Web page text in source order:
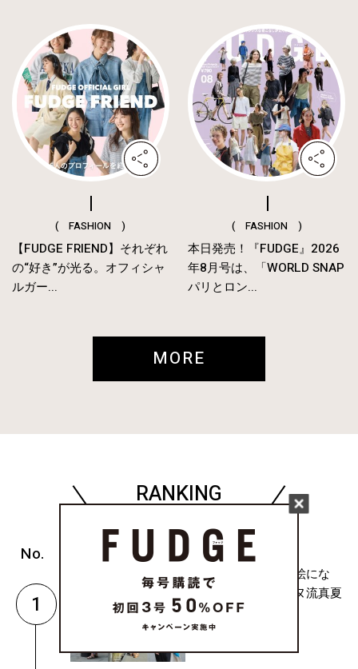
( FASHION )
【FUDGE FRIEND】それぞれ
の“好き”が光る。オフィシャ
ルガー...
( FASHION )
本日発売！『FUDGE』2026
年8月号は、「WORLD SNAP
パリとロン...
MORE
RANKING
1
( FASHION )
「気負わず、でも絵にな
る。」パリジェンヌ流真夏
のワンピー...